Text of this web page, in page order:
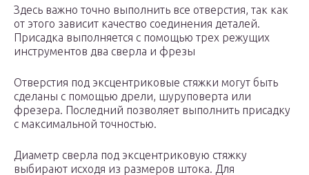
Здесь важно точно выполнить все отверстия, так как
от этого зависит качество соединения деталей.
Присадка выполняется с помощью трех режущих
инструментов два сверла и фрезы
Отверстия под эксцентриковые стяжки могут быть
сделаны с помощью дрели, шуруповерта или
фрезера. Последний позволяет выполнить присадку
с максимальной точностью.
Диаметр сверла под эксцентриковую стяжку
выбирают исходя из размеров штока. Для